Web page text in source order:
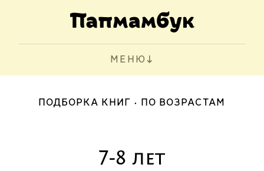
МЕНЮ
ПОДБОРКА КНИГ ПО ВОЗРАСТАМ
7-8 лет